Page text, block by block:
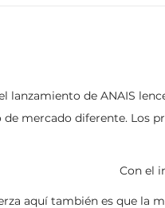
lanzamiento de ANAIS
de mercado diferente. Los
Con el
aquí también es que la